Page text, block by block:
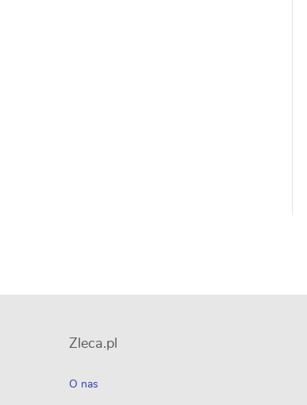
Zleca.pl
O nas